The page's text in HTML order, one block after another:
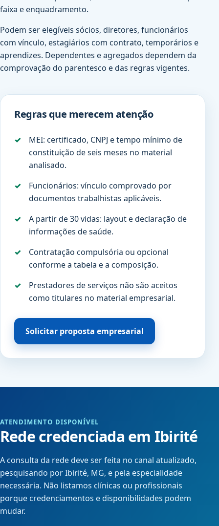
faixa e enquadramento.
Podem ser elegíveis sócios, diretores, funcionários
com vínculo, estagiários com contrato, temporários e
aprendizes. Dependentes e agregados dependem da
comprovação do parentesco e das regras vigentes.
Regras que merecem atenção
MEI: certificado, CNPJ e tempo mínimo de
constituição de seis meses no material
analisado.
Funcionários: vínculo comprovado por
documentos trabalhistas aplicáveis.
A partir de 30 vidas: layout e declaração de
informações de saúde.
Contratação compulsória ou opcional
conforme a tabela e a composição.
Prestadores de serviços não são aceitos
como titulares no material empresarial.
Solicitar proposta empresarial
ATENDIMENTO DISPONÍVEL
Rede credenciada em Ibirité
A consulta da rede deve ser feita no canal atualizado,
pesquisando por Ibirité, MG, e pela especialidade
necessária. Não listamos clínicas ou profissionais
porque credenciamentos e disponibilidades podem
mudar.